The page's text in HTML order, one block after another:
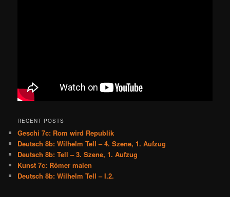
RECENT POSTS
Geschi 7c: Rom wird Republik
Deutsch 8b: Wilhelm Tell – 4. Szene, 1. Aufzug
Deutsch 8b: Tell – 3. Szene, 1. Aufzug
Kunst 7c: Römer malen
Deutsch 8b: Wilhelm Tell – I.2.